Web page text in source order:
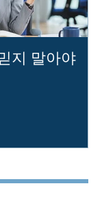
지 말아야